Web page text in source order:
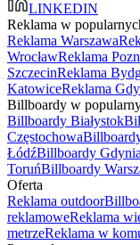
LINKEDIN
Reklama w
Reklama Warszawa
WrocławReklama
SzczecinReklama
KatowiceReklama
Billboardy w
Billboardy Białystok
Częstochowa
ŁódźBillboardy
ToruńBillboardy
Oferta
Reklama outdoor
reklamoweReklama
metrzeReklama w